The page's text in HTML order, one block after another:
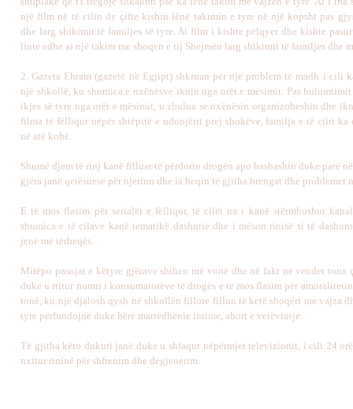
një film në të cilin dy çifte kishin lënë takimin e tyre në një kopsht pas
dhe larg shikimit të familjes së tyre. Ai film i kishte pëlqyer dhe kishte pasur
linte edhe ai një takim me shoqen e tij Shejmën larg shikimit të familjes dhe
2. Gazeta Ehram (gazetë në Egjipt) shkruan për një problem të madh i cili
një shkollë, ku shumica e nxënësve iknin nga orët e mësimit. Pas
ikjes së tyre nga orët e mësimit, u zbulua se nxënësin organizoheshin dhe
filma të fëlliqur nëpër shtëpitë e ndonjërit prej shokëve, familja e të cilit ka
në atë kohë.
Shumë djem të rinj kanë filluar të përdorin drogën apo hashashin duke parë
gjëra janë qetësuese për njeriun dhe ia heqin të gjitha brengat dhe problemet
E të mos flasim për serialët e fëlliqur, të cilët na i kanë stërmbushur
shumica e të cilave kanë tematikë dashurie dhe i mëson rinisë si të
jenë më tërheqës.
Mirëpo pasojat e këtyre gjërave shihen më vonë dhe në fakt në vendet tona
duke u rritur numri i konsumatorëve të drogës e të mos flasim për
tonë, ku një djalosh qysh në shkollën fillore fillon të ketë shoqëri me vajza
tyre përfundojnë duke bërë marrëdhënie intime, abort e vetëvrasje.
Të gjitha këto dukuri janë duke u shfaqur nëpërmjet televizionit, i cili 24 orë
nxitur rininë për shfrenim dhe degjenerim.